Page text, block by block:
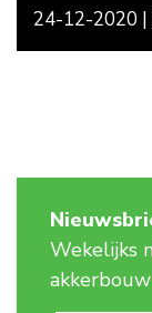
24-12-2020 |
Wekelijks
akkerbouw